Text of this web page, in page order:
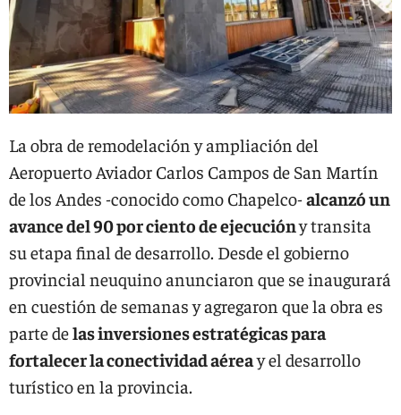
La obra de remodelación y ampliación del
Aeropuerto Aviador Carlos Campos de San Martín
de los Andes -conocido como Chapelco-alcanzó un
avance del 90 por ciento de ejecucióny transita
su etapa final de desarrollo. Desde el gobierno
provincial neuquino anunciaron que se inaugurará
en cuestión de semanas y agregaron que la obra es
parte delas inversiones estratégicas para
fortalecer la conectividad aéreay el desarrollo
turístico en la provincia.